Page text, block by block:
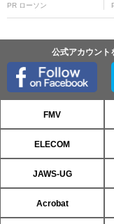
PR ローソン
公式アカウント
FMV
ELECOM
JAWS-UG
Acrobat